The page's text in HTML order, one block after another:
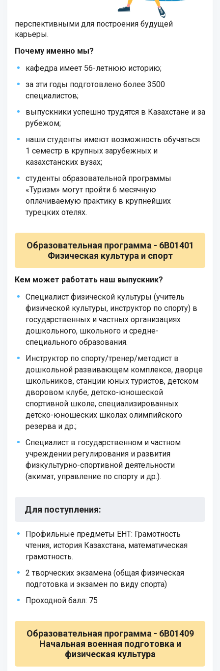
перспективными для построения будущей
карьеры.
Почему именно мы?
кафедра имеет 56-летнюю историю;
за эти годы подготовлено более 3500
специалистов;
выпускники успешно трудятся в Казахстане и за
рубежом;
наши студенты имеют возможность обучаться
1 семестр в крупных зарубежных и
казахстанских вузах;
студенты образовательной программы
«Туризм» могут пройти 6 месячную
оплачиваемую практику в крупнейших
турецких отелях.
Образовательная программа - 6B01401
Физическая культура и спорт
Кем может работать наш выпускник?
Специалист физической культуры (учитель
физической культуры, инструктор по спорту) в
государственных и частных организациях
дошкольного, школьного и средне-
специального образования.
Инструктор по спорту/тренер/методист в
дошкольной развивающем комплексе, дворце
школьников, станции юных туристов, детском
дворовом клубе, детско-юношеской
спортивной школе, специализированных
детско-юношеских школах олимпийского
резерва и др.;
Специалист в государственном и частном
учреждении регулирования и развития
физкультурно-спортивной деятельности
(акимат, управление по спорту и др.).
Для поступления:
Профильные предметы ЕНТ: Грамотность
чтения, история Казахстана, математическая
грамотность.
2 творческих экзамена (общая физическая
подготовка и экзамен по виду спорта)
Проходной балл: 75
Образовательная программа - 6B01409
Начальная военная подготовка и
физическая культура